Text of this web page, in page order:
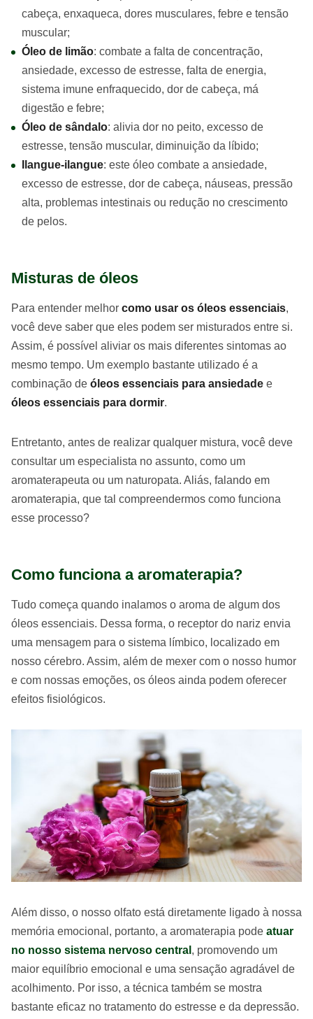
cabeça, enxaqueca, dores musculares, febre e tensão
muscular;
Óleo de limão: combate a falta de concentração,
ansiedade, excesso de estresse, falta de energia,
sistema imune enfraquecido, dor de cabeça, má
digestão e febre;
Óleo de sândalo: alivia dor no peito, excesso de
estresse, tensão muscular, diminuição da líbido;
Ilangue-ilangue: este óleo combate a ansiedade,
excesso de estresse, dor de cabeça, náuseas, pressão
alta, problemas intestinais ou redução no crescimento
de pelos.
Misturas de óleos
Para entender melhor como usar os óleos essenciais,
você deve saber que eles podem ser misturados entre si.
Assim, é possível aliviar os mais diferentes sintomas ao
mesmo tempo. Um exemplo bastante utilizado é a
combinação de óleos essenciais para ansiedade e
óleos essenciais para dormir.
Entretanto, antes de realizar qualquer mistura, você deve
consultar um especialista no assunto, como um
aromaterapeuta ou um naturopata. Aliás, falando em
aromaterapia, que tal compreendermos como funciona
esse processo?
Como funciona a aromaterapia?
Tudo começa quando inalamos o aroma de algum dos
óleos essenciais. Dessa forma, o receptor do nariz envia
uma mensagem para o sistema límbico, localizado em
nosso cérebro. Assim, além de mexer com o nosso humor
e com nossas emoções, os óleos ainda podem oferecer
efeitos fisiológicos.
Além disso, o nosso olfato está diretamente ligado à nossa
memória emocional, portanto, a aromaterapia pode atuar
no nosso sistema nervoso central , promovendo um
maior equilíbrio emocional e uma sensação agradável de
acolhimento. Por isso, a técnica também se mostra
bastante eficaz no tratamento do estresse e da depressão.